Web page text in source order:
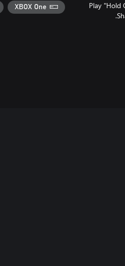
Play "Hold
XBOX One